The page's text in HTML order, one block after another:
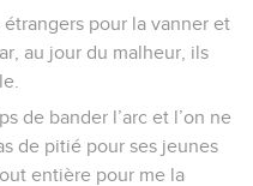
pour la vanner et
au jour du malheur, ils
de bander l’arc et l’on ne
de pitié pour ses jeunes
entière pour me la